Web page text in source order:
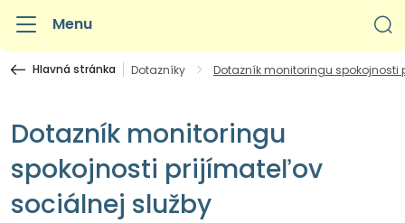
Menu
Hlavná stránka Dotazníky Dotazník monitoringu
Dotazník monitoringu
spokojnosti prijímateľov
sociálnej služby